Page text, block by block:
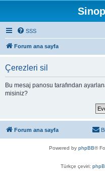
SSS
Forum ana sayfa
Çerezleri sil
Bu mesaj panosu tarafından
misiniz?
Forum ana sayfa
Powered by phpBB®
Türkçe çeviri: